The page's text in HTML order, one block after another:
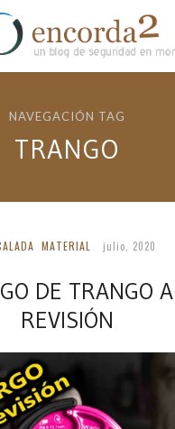
NAVEGACIÓN TAG
TRANGO
MATERIAL julio, 2020
DE TRANGO A
REVISIÓN